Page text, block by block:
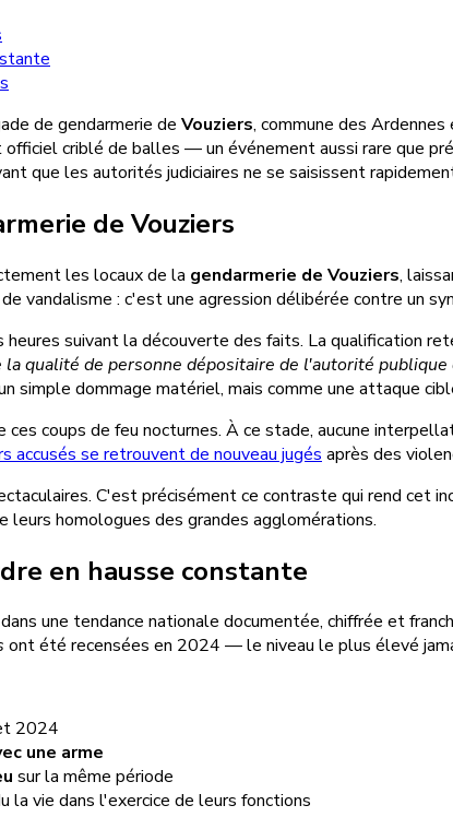
de gendarmerie de Vouziers, commune des
criblé de balles — un événement aussi rare que
que les autorités judiciaires ne se saisissent
de Vouziers
les locaux de la gendarmerie de Vouziers,
vandalisme : c'est une agression délibérée contre un
heures suivant la découverte des faits. La qualification
qualité de personne dépositaire de l'autorité
simple dommage matériel, mais comme une attaque
coups de feu nocturnes. À ce stade, aucune
accusés se retrouvent de nouveau jugés après des
C'est précisément ce contraste qui rend cet
homologues des grandes agglomérations.
en hausse constante
une tendance nationale documentée, chiffrée et
ont été recensées en 2024 — le niveau le plus élevé
2024
une arme
sur la même période
la vie dans l'exercice de leurs fonctions